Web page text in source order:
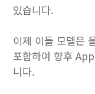
있습니다.
이제 이들 모델은
포함하여 향후
니다.